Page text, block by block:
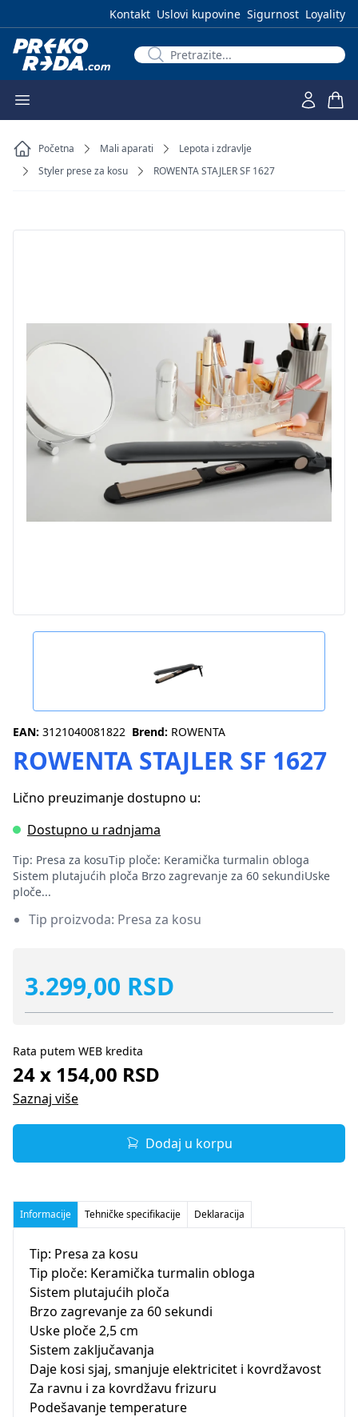
Kontakt Uslovi kupovine Sigurnost Loyality
Početna Mali aparati
Lepota i zdravlje
Styler prese za kosu
ROWENTA STAJLER SF 1627
EAN: 3121040081822 Brend: ROWENTA
ROWENTA STAJLER SF 1627
Lično preuzimanje dostupno u:
Dostupno u radnjama
Tip: Presa za kosuTip ploče: Keramička turmalin obloga
Sistem plutajućih ploča Brzo zagrevanje za 60 sekundiUske
ploče...
Tip proizvoda: Presa za kosu
3.299,00 RSD
Rata putem WEB kredita
24 x 154,00 RSD
Saznaj više
Dodaj u korpu
Informacije Tehničke specifikacije Deklaracija
Tip: Presa za kosu
Tip ploče: Keramička turmalin obloga
Sistem plutajućih ploča
Brzo zagrevanje za 60 sekundi
Uske ploče 2,5 cm
Sistem zaključavanja
Daje kosi sjaj, smanjuje elektricitet i kovrdžavost
Za ravnu i za kovrdžavu frizuru
Podešavanje temperature